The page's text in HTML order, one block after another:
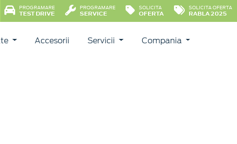
PROGRAMARE
TEST DRIVE
PROGRAMARE
SERVICE
SOLICITA
OFERTA
SOLICITA OFERTA
RABLA 2025
Accesorii Servicii Compania